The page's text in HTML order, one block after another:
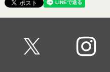
Fine